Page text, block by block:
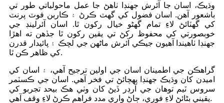
وڌيڪ، اسان جا آئرش جهنڊا ٺاهڻ جا عمل ماحولياتي طور تي
باشعور آهن. اسان فضول کي گھٽ ڪرڻ ۽ ڪاربن فوٽ پرنٽ
کي گھٽائڻ لاءِ تمام گهڻو خيال رکون ٿا. اسان آئرلينڊ جي
خوبصورتي کي محفوظ رکڻ تي يقين رکون ٿا جڏهن ته اهڙا
جهنڊا ٺاهيندا آهيون جيڪي آئرش ماڻهن جي لچڪ ۽ پائيدار قدرن
کي ظاهر ڪن ٿا.
گراهڪن جي اطمينان اسان جي اولين ترجيح آهي، ۽ اسان کي
اميدن کان وڌيڪ جهنڊا پهچائڻ تي فخر آهي. اسان جي ڪسٽمر
سروس ٽيم توهان جي آرڊر ڏيڻ کان وٺي هڪ بيحد تجربو کي
يقيني بڻائڻ لاءِ فوري، ڄاڻ واري مدد فراهم ڪرڻ لاءِ وقف آهي.